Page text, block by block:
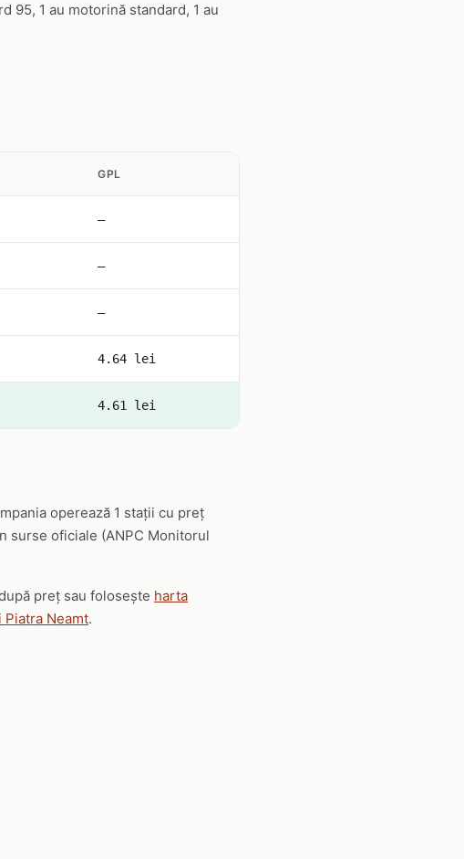
95, 1 au motorină standard, 1 au
GPL
—
—
—
4.64 lei
4.61 lei
operează 1 stații cu preț
surse oficiale (ANPC Monitorul
preț sau folosește harta
Neamt.